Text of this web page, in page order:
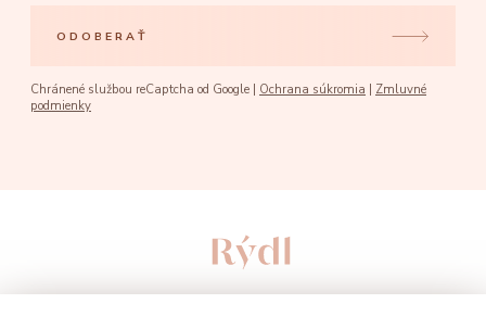
ODOBERAŤ
Chránené službou reCaptcha od Google | Ochrana súkromia
Zmluvné
podmienky